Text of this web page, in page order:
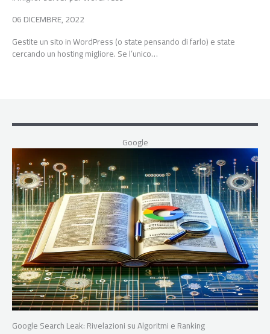
06 DICEMBRE, 2022
Gestite un sito in WordPress (o state pensando di farlo) e state
cercando un hosting migliore. Se l’unico…
Google
Google Search Leak: Rivelazioni su Algoritmi e Ranking